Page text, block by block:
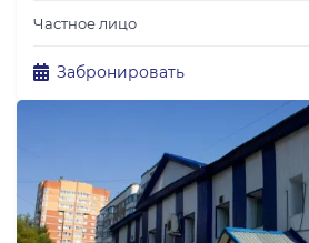
Частное лицо
Забронировать